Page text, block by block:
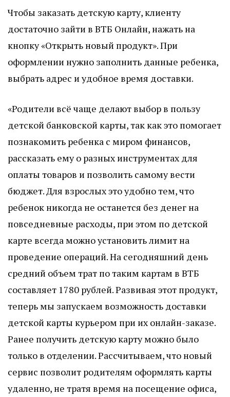
Чтобы заказать детскую карту, клиенту
достаточно зайти в ВТБ Онлайн, нажать на
кнопку «Открыть новый продукт». При
оформлении нужно заполнить данные ребенка,
выбрать адрес и удобное время доставки.
«Родители всё чаще делают выбор в пользу
детской банковской карты, так как это помогает
познакомить ребенка с миром финансов,
рассказать ему о разных инструментах для
оплаты товаров и позволить самому вести
бюджет. Для взрослых это удобно тем, что
ребенок никогда не останется без денег на
повседневные расходы, при этом по детской
карте всегда можно установить лимит на
проведение операций. На сегодняшний день
средний объем трат по таким картам в ВТБ
составляет 1780 рублей. Развивая этот продукт,
теперь мы запускаем возможность доставки
детской карты курьером при их онлайн-заказе.
Ранее получить детскую карту можно было
только в отделении. Рассчитываем, что новый
сервис позволит родителям оформлять карты
удаленно, не тратя время на посещение офиса,